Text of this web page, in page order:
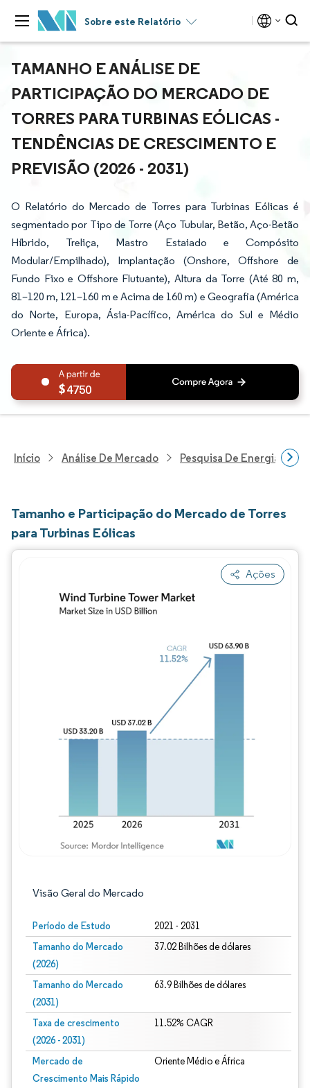
Sobre este Relatório
TAMANHO E ANÁLISE DE
PARTICIPAÇÃO DO MERCADO DE
TORRES PARA TURBINAS EÓLICAS -
TENDÊNCIAS DE CRESCIMENTO E
PREVISÃO (2026 - 2031)
O Relatório do Mercado de Torres para Turbinas Eólicas é
segmentado por Tipo de Torre (Aço Tubular, Betão, Aço-Betão
Híbrido, Treliça, Mastro Estaiado e Compósito
Modular/Empilhado), Implantação (Onshore, Offshore de
Fundo Fixo e Offshore Flutuante), Altura da Torre (Até 80 m,
81–120 m, 121–160 m e Acima de 160 m) e Geografia (América
do Norte, Europa, Ásia-Pacífico, América do Sul e Médio
Oriente e África).
4750
Início Análise De Mercado Pesquisa De Energia E
Tamanho e Participação do Mercado de Torres
para Turbinas Eólicas
Ações
Visão Geral do Mercado
Período de Estudo 2021 - 2031
Tamanho do Mercado
(2026)
37.02 Bilhões de dólares
Tamanho do Mercado
(2031)
63.9 Bilhões de dólares
Taxa de crescimento
(2026 - 2031)
11.52% CAGR
Mercado de
Crescimento Mais Rápido
Oriente Médio e África
Imagem © Mordor Intelligence. O reuso